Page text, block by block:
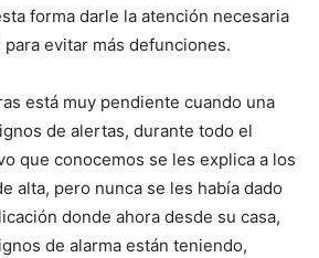
forma darle la atención necesaria
evitar más defunciones.
está muy pendiente cuando una
de alertas, durante todo el
que conocemos se les explica a los
alta, pero nunca se les había dado
donde ahora desde su casa,
de alarma están teniendo,